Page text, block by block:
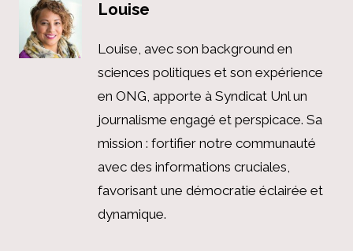
Louise
Louise, avec son background en
sciences politiques et son expérience
en ONG, apporte à Syndicat Unl un
journalisme engagé et perspicace. Sa
mission : fortifier notre communauté
avec des informations cruciales,
favorisant une démocratie éclairée et
dynamique.